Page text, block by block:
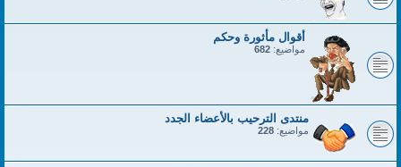
أقوال مأثورة وحكم
مواضيع: 682
منتدى الترحيب بالأعضاء الجدد
مواضيع: 228